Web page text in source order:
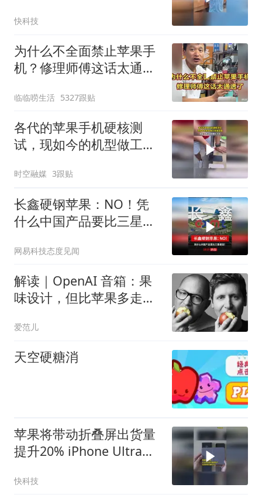
快科技
为什么不全面禁止苹果手
机？修理师傅这话太通透
临临唠生活 5327跟贴
各代的苹果手机硬核测
试，现如今的机型做工愈
时空融媒 3跟贴
长鑫硬钢苹果：NO！凭
什么中国产品要比三星便
网易科技态度见闻
解读｜OpenAI 音箱：果
味设计，但比苹果多走一
爱范儿
天空硬糖消
苹果将带动折叠屏出货量
提升20% iPhone Ultra备
快科技